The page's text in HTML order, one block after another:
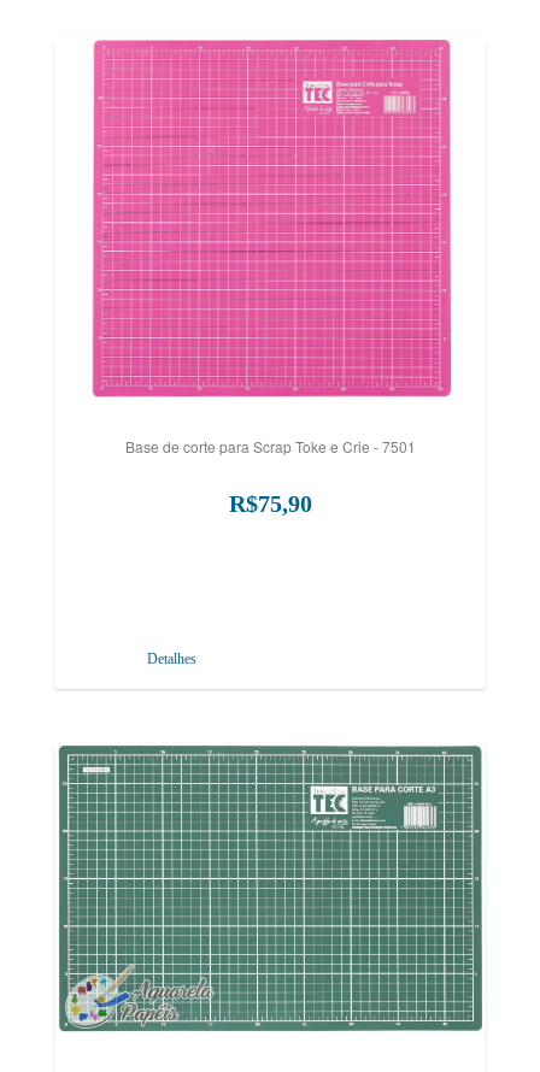
Base de corte para Scrap Toke e Crie - 7501
R$75,90
Detalhes